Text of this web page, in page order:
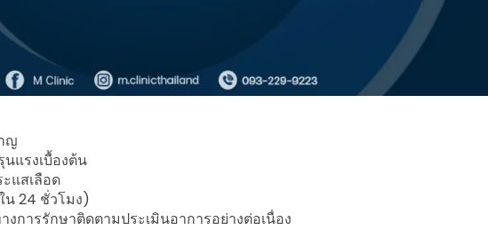
ญ
แรงเบื้องต้น
แสเลือด
น 24 ชั่วโมง)
การรักษาติดตามประเมินอาการอย่างต่อเนื่อง